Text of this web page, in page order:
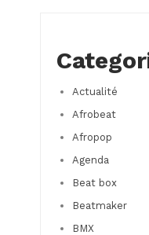
Actualité
Afrobeat
Afropop
Agenda
Beat box
Beatmaker
BMX